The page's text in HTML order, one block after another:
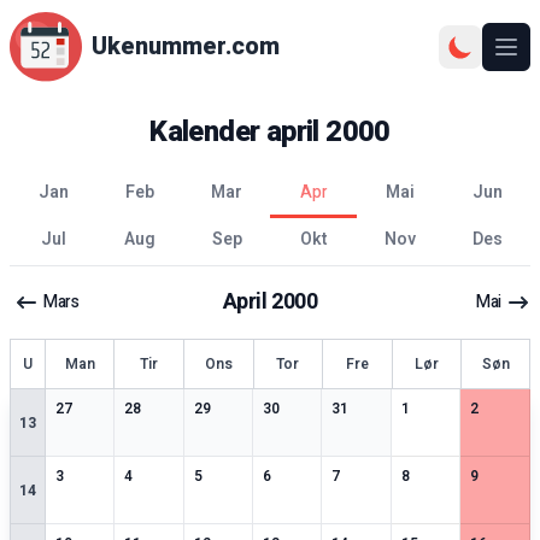
Ukenummer.com
Kalenderapril 2000
jan feb mar apr mai
jun
jul
aug sep okt nov des
Mars April2000 Mai
Uke Man Tir Ons Tor Fre Lør Søn
13
27
2spesielle datoer
28
2spesielle datoer
29
2spesielle datoer
30
2spesielle datoer
31
3spesielle datoer
12 spesielle datoer
2
2
14
3
3spesielle datoer
4
3spesielle datoer
5
2spesielle datoer
6
2spesielle datoer
7
2spesielle datoer
8
2spesielle datoer
9
2